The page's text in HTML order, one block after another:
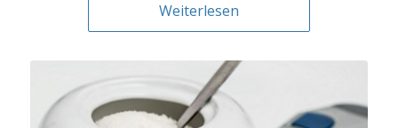
Weiterlesen